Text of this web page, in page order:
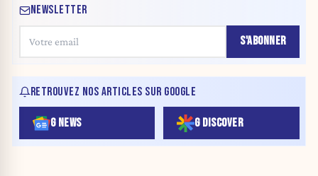
NEWSLETTER
S'ABONNER
RETROUVEZ NOS ARTICLES SUR GOOGLE
G NEWS G DISCOVER